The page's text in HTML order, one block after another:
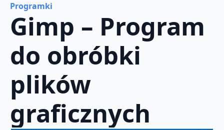
Programki
Gimp – Program
do obróbki
plików
graficznych